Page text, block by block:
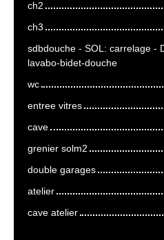
ch2
ch3
sdbdouche - SOL: carrelage -
lavabo-bidet-douche
wc
entree vitres
cave
grenier solm2
double garages
atelier
cave atelier